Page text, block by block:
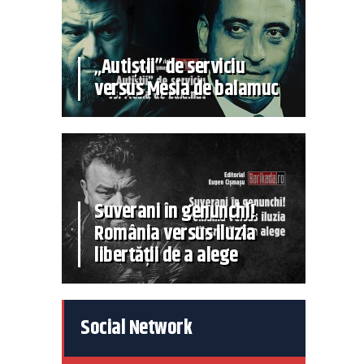
„Autiștii” de serviciu
versus Mesia de balamuc
Suverani în genunchi!
România versus iluzia
libertății de a alege
Social Network